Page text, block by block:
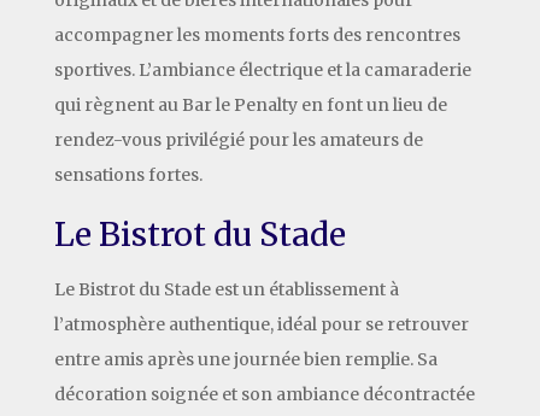
accompagner les moments forts des rencontres
sportives. L’ambiance électrique et la camaraderie
qui règnent au Bar le Penalty en font un lieu de
rendez-vous privilégié pour les amateurs de
sensations fortes.
Le Bistrot du Stade
Le Bistrot du Stade est un établissement à
l’atmosphère authentique, idéal pour se retrouver
entre amis après une journée bien remplie. Sa
décoration soignée et son ambiance décontractée